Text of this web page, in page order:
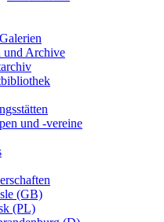
und Archive
und -vereine
(GB)
(PL)